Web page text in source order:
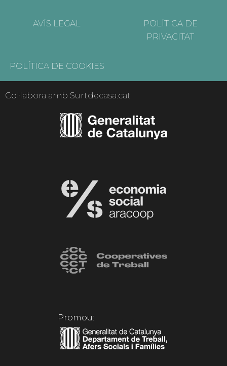
AVÍS LEGAL
POLÍTICA DE
PRIVACITAT
POLÍTICA DE COOKIES
Col·labora amb Surtdecasa.cat
Promou: